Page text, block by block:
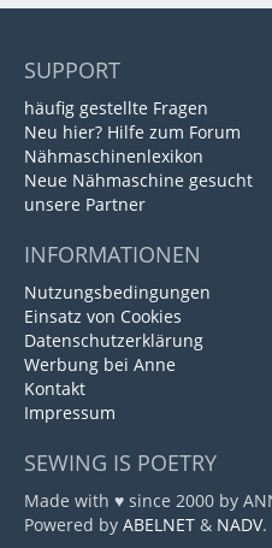
SUPPORT
häufig gestellte Fragen
Neu hier? Hilfe zum Forum
Nähmaschinenlexikon
Neue Nähmaschine gesucht
unsere Partner
INFORMATIONEN
Nutzungsbedingungen
Einsatz von Cookies
Datenschutzerklärung
Werbung bei Anne
Kontakt
Impressum
SEWING IS POETRY
Made with ♥ since 2000 by
Powered by ABELNET & NADV.